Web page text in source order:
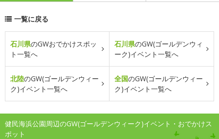
一覧に戻る
石川県のGWおでかけスポッ
ト一覧へ
石川県のGW(ゴールデンウィ
ーク)イベント一覧へ
北陸のGW(ゴールデンウィー
ク)イベント一覧へ
全国のGW(ゴールデンウィー
ク)イベント一覧へ
健民海浜公園周辺のGW(ゴールデンウィーク)イベント・おでかけス
ポット